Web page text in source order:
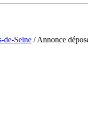
de-Seine / Annonce